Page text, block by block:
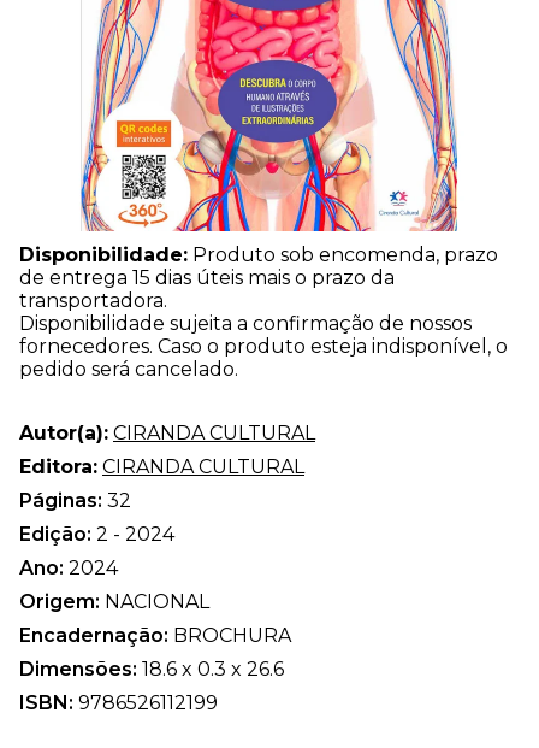
Disponibilidade: Produto sob encomenda, prazo
de entrega 15 dias úteis mais o prazo da
transportadora.
Disponibilidade sujeita a confirmação de nossos
fornecedores. Caso o produto esteja indisponível, o
pedido será cancelado.
Autor(a): CIRANDA CULTURAL
Editora: CIRANDA CULTURAL
Páginas: 32
Edição: 2 - 2024
Ano: 2024
Origem: NACIONAL
Encadernação: BROCHURA
Dimensões: 18.6 x 0.3 x 26.6
ISBN: 9786526112199